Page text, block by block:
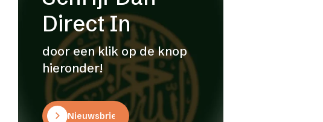
Direct In
door een klik op de knop
hieronder!
Nieuwsbrief